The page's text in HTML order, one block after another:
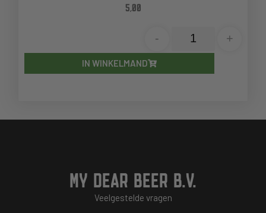
5,00
- +
IN WINKELMAND
MY DEAR BEER B.V.
Veelgestelde vragen